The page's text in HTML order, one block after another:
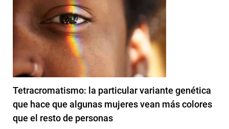
Tetracromatismo: la particular variante genética
que hace que algunas mujeres vean más colores
que el resto de personas